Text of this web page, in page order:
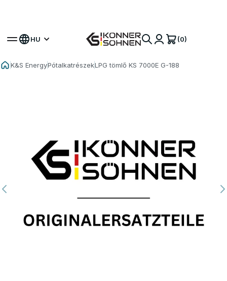
HU (0)
K&S EnergyPótalkatrészekLPG tömlő KS 7000E G-188